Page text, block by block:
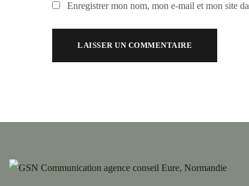
Enregistrer mon nom, mon e-mail et mon site